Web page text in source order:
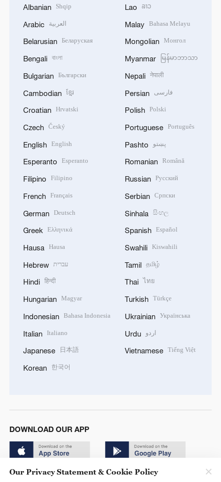
Albanian Shqip
Arabic العربية
Belarusian Беларуская
Bengali বাংলা
Bulgarian Български
Cambodian ខ្មែរ
Croatian Hrvatski
Czech Český
English English
Esperanto Esperanto
Filipino Filipino
French Français
German Deutsch
Greek Ελληνικά
Hausa Hausa
Hebrew עברית
Hindi हिन्दी
Hungarian Magyar
Indonesian Bahasa Indonesia
Italian Italiano
Japanese 日本語
Korean 한국어
Lao ລາວ
Malay Bahasa Melayu
Mongolian Монгол
Myanmar မြန်မာဘာသာ
Nepali नेपाली
Persian فارسی
Polish Polski
Portuguese Português
Pashto پښتو
Romanian Română
Russian Русский
Serbian Српски
Sinhala සිංහල
Spanish Español
Swahili Kiswahili
Tamil தமிழ்
Thai ไทย
Turkish Türkçe
Ukrainian Українська
Urdu اردو
Vietnamese Tiếng Việt
DOWNLOAD OUR APP
Our Privacy Statement & Cookie Policy